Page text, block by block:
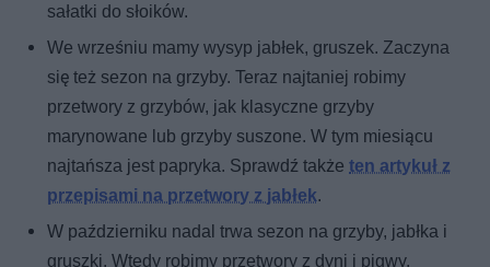
sałatki do słoików.
We wrześniu mamy wysyp jabłek, gruszek. Zaczyna
się też sezon na grzyby. Teraz najtaniej robimy
przetwory z grzybów, jak klasyczne grzyby
marynowane lub grzyby suszone. W tym miesiącu
najtańsza jest papryka. Sprawdź takżeten artykuł z
przepisami na przetwory z jabłek.
W październiku nadal trwa sezon na grzyby, jabłka i
gruszki. Wtedy robimy przetwory z dyni i pigwy.